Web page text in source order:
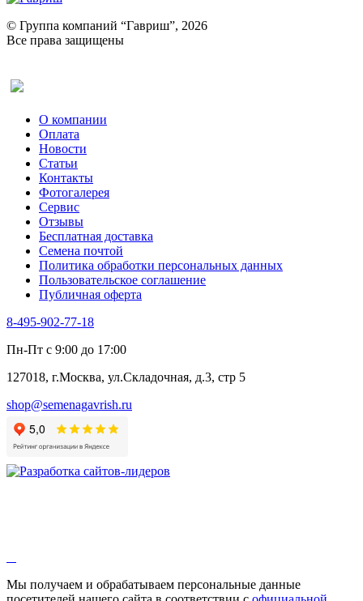
Ревень
Рукола
Рута
Тмин
Трава для чая
Туласи
Укроп
Фенхель пряный
Хризантема овощная
Цикорий пряный
Цикорий салатный (Витлуф)
Черемша
Шпинат
Щавель
Эндивий
Эстрагон
Алтей
Бессмертник
Валериана
Валерианелла
Гибискус лекарственный
Девясил
Душица
Змееголовник
Мыльнянка
© Группа компаний “Гавриш”, 2026
Все права защищены
О компании
Оплата
Новости
Статьи
Контакты
Фотогалерея​
Сервис
Отзывы
Бесплатная доставка
Семена почтой
Политика обработки персональных данных
Пользовательское соглашение
Публичная оферта
8-495-902-77-18
Пн-Пт с 9:00 до 17:00
127018, г.Москва, ул.Складочная, д.3, стр 5
shop@semenagavrish.ru
Мы получаем и обрабатываем персональные данные